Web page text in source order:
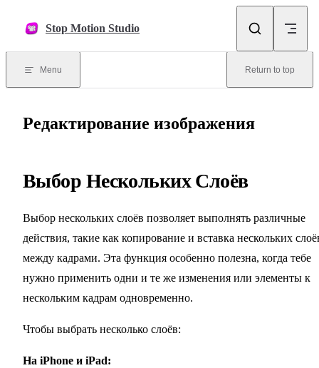
Stop Motion Studio
Menu Return to top
Редактирование изображения
Выбор Нескольких Слоёв
Выбор нескольких слоёв позволяет выполнять различные
действия, такие как копирование и вставка нескольких
между кадрами. Эта функция особенно полезна, когда тебе
нужно применить одни и те же изменения или элементы к
нескольким кадрам одновременно.
Чтобы выбрать несколько слоёв:
На iPhone и iPad: